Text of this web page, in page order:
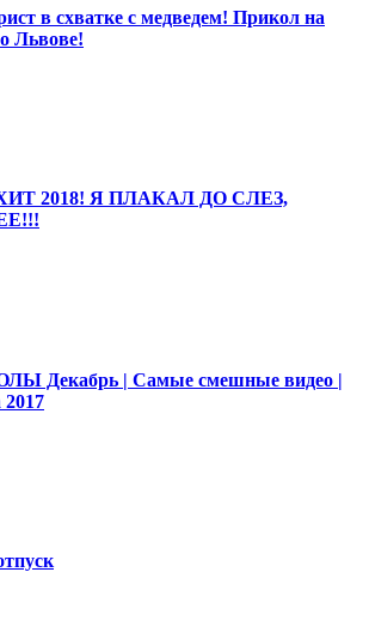
в схватке с медведем! Прикол на
Львове!
2018! Я ПЛАКАЛ ДО СЛЕЗ,
Декабрь | Cамые смешные видео |
2017